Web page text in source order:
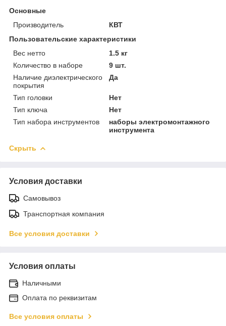
Основные
Производитель
КВТ
Пользовательские характеристики
Вес нетто
1.5 кг
Количество в наборе
9 шт.
Наличие диэлектрического
покрытия
Да
Тип головки
Нет
Тип ключа
Нет
Тип набора инструментов
наборы электромонтажного
инструмента
Скрыть
Условия доставки
Самовывоз
Транспортная компания
Все условия доставки
Условия оплаты
Наличными
Оплата по реквизитам
Все условия оплаты